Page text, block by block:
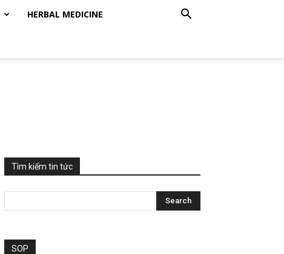
HERBAL MEDICINE
Tìm kiếm tin tức
SOP